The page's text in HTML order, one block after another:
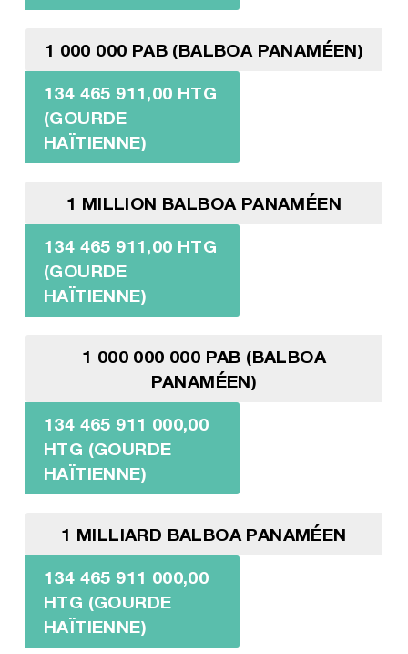
1 000 000 PAB (BALBOA PANAMÉEN)
134 465 911,00 HTG
(GOURDE
HAÏTIENNE)
1 MILLION BALBOA PANAMÉEN
134 465 911,00 HTG
(GOURDE
HAÏTIENNE)
1 000 000 000 PAB (BALBOA
PANAMÉEN)
134 465 911 000,00
HTG (GOURDE
HAÏTIENNE)
1 MILLIARD BALBOA PANAMÉEN
134 465 911 000,00
HTG (GOURDE
HAÏTIENNE)